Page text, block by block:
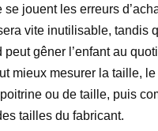
se jouent les erreurs
vite inutilisable, tandis
gêner l’enfant au
mieux mesurer la taille,
ou de taille, puis
tailles du fabricant.